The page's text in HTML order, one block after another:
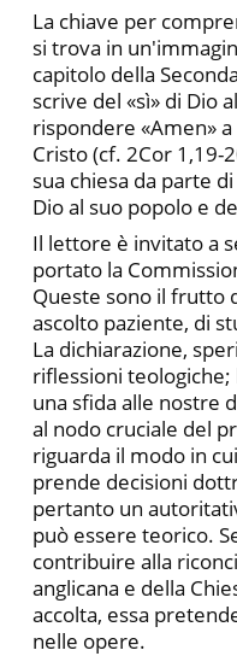
La chiave per
si trova in
capitolo della
scrive del «sì» di Dio
rispondere «Amen»
Cristo (cf. 2Cor 1,19-
sua chiesa da parte
Dio al suo popolo e
Il lettore è invitato a
portato la
Queste sono il frutto
ascolto paziente, di
La dichiarazione,
riflessioni teologiche;
una sfida alle nostre
al nodo cruciale del
riguarda il modo in
prende decisioni
pertanto un
può essere teorico.
contribuire alla
anglicana e della
accolta, essa
nelle opere.